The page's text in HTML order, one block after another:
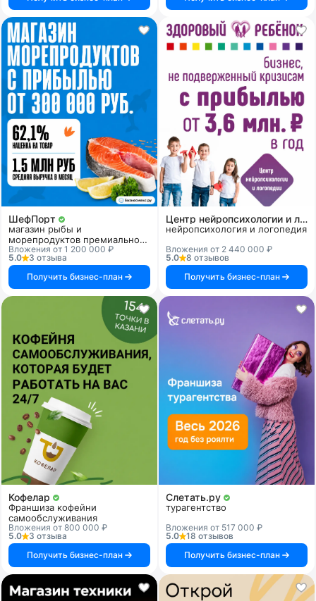
ШефПорт
магазин рыбы и
морепродуктов премиального
качества
Вложения от 1 200 000 ₽
5.0
3 отзыва
Получить бизнес-план
Центр нейропсихологии и логопедии «Здоровый ребенок»
нейропсихология и логопедия
Вложения от 2 440 000 ₽
5.0
8 отзывов
Получить бизнес-план
Кофелар
Франшиза кофейни
самообслуживания
Вложения от 800 000 ₽
5.0
3 отзыва
Получить бизнес-план
Слетать.ру
турагентство
Вложения от 517 000 ₽
5.0
18 отзывов
Получить бизнес-план